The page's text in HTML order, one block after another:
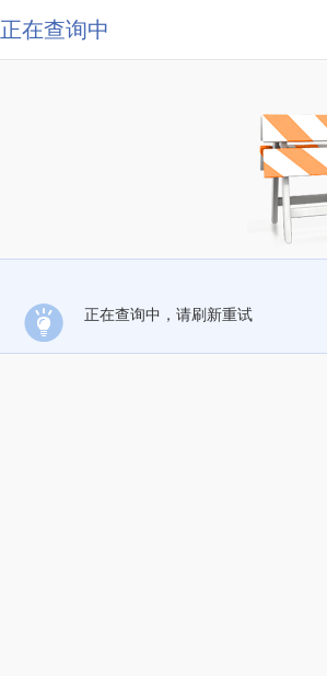
正在查询中
正在查询中，请刷新重试